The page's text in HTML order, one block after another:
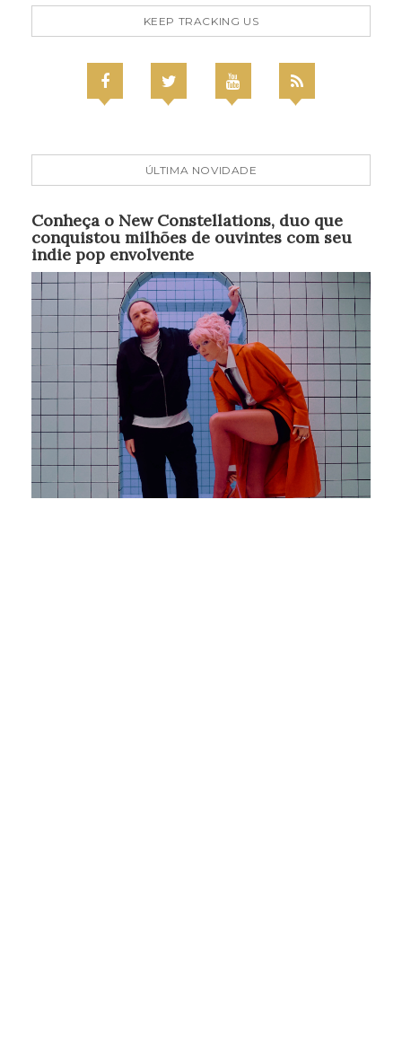
KEEP TRACKING US
ÚLTIMA NOVIDADE
Conheça o New Constellations, duo que
conquistou milhões de ouvintes com seu
indie pop envolvente